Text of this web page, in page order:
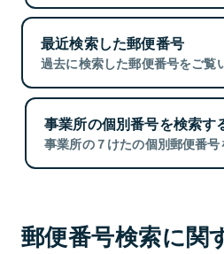
最近検索した郵便番号
過去に検索した郵便番号をご覧
事業所の個別番号を検索す
事業所の７けたの個別郵便番号
郵便番号検索に関